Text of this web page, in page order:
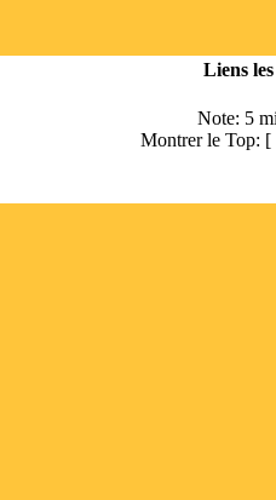
Liens
Note: 5
Montrer le Top: [